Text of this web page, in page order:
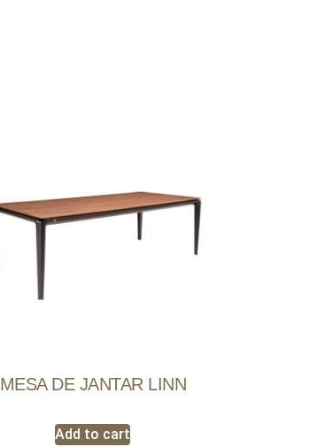
MESA DE JANTAR LINN
Add to cart